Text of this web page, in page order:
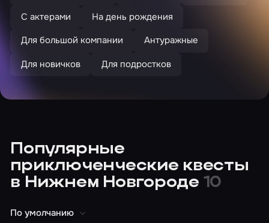
С актерами
На день рождения
Для большой компании
Антуражные
Для новичков
Для подростков
Популярные
приключенческие квесты
в Нижнем Новгороде 10
По умолчанию